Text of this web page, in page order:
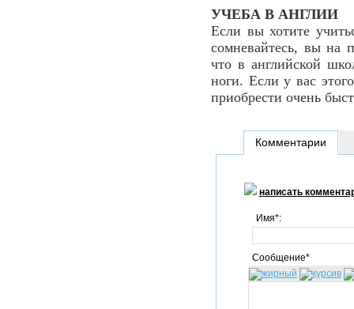
УЧЕБА В АНГЛИИ
Если вы хотите
сомневайтесь, вы на
что в английской
ноги. Если у вас
приобрести очень
Комментарии
написать
Имя*:
Сообщение*